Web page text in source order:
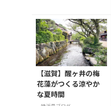
【滋賀】醒ヶ井の梅
花藻がつくる涼やか
な夏時間